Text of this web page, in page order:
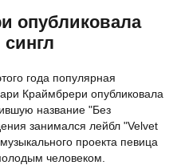
опубликовала
года популярная
Краймбрери опубликовала
название "Без
занимался лейбл "Velvet
проекта певица
человеком.